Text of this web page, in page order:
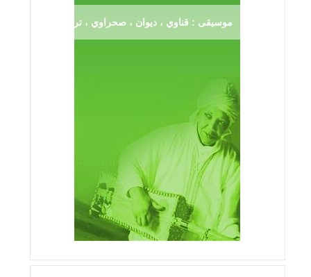
موسيقى : قناوي ، ديوان ، صحراوي ، ترڨية